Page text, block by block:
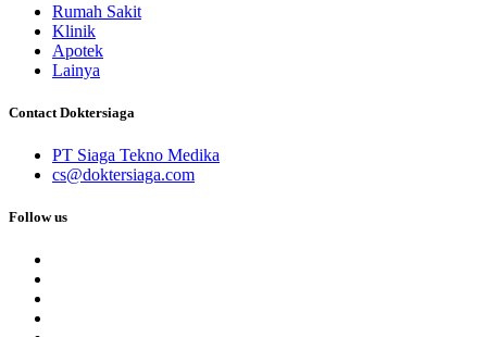
Rumah Sakit
Klinik
Apotek
Lainya
Contact Doktersiaga
PT Siaga Tekno Medika
cs@doktersiaga.com
Follow us